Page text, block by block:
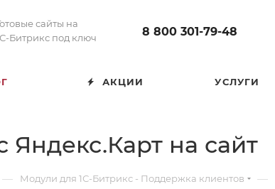
сайты на
Битрикс под ключ
8 800 301-79-48
АКЦИИ УСЛУГИ
Яндекс.Карт на сайт
— Модули для 1С-Битрикс - Поддержка клиентов —